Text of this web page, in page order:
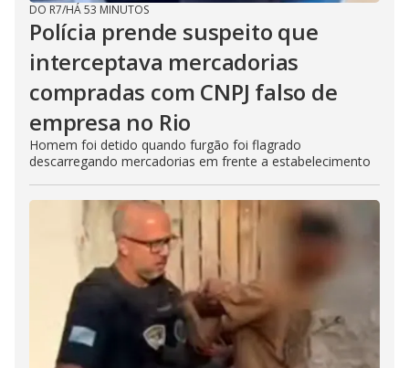
DO R7/HÁ 53 MINUTOS
Polícia prende suspeito que
interceptava mercadorias
compradas com CNPJ falso de
empresa no Rio
Homem foi detido quando furgão foi flagrado
descarregando mercadorias em frente a estabelecimento